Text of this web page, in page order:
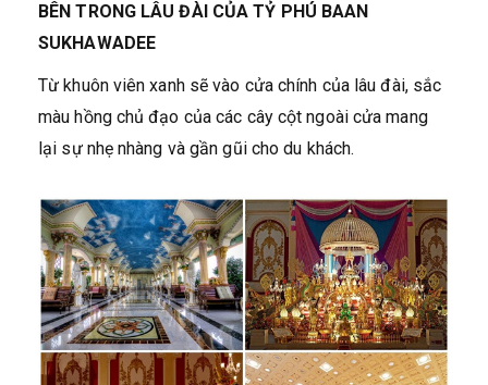
BÊN TRONG LÂU ĐÀI CỦA TỶ PHÚ BAAN
SUKHAWADEE
Từ khuôn viên xanh sẽ vào cửa chính của lâu đài, sắc
màu hồng chủ đạo của các cây cột ngoài cửa mang
lại sự nhẹ nhàng và gần gũi cho du khách.